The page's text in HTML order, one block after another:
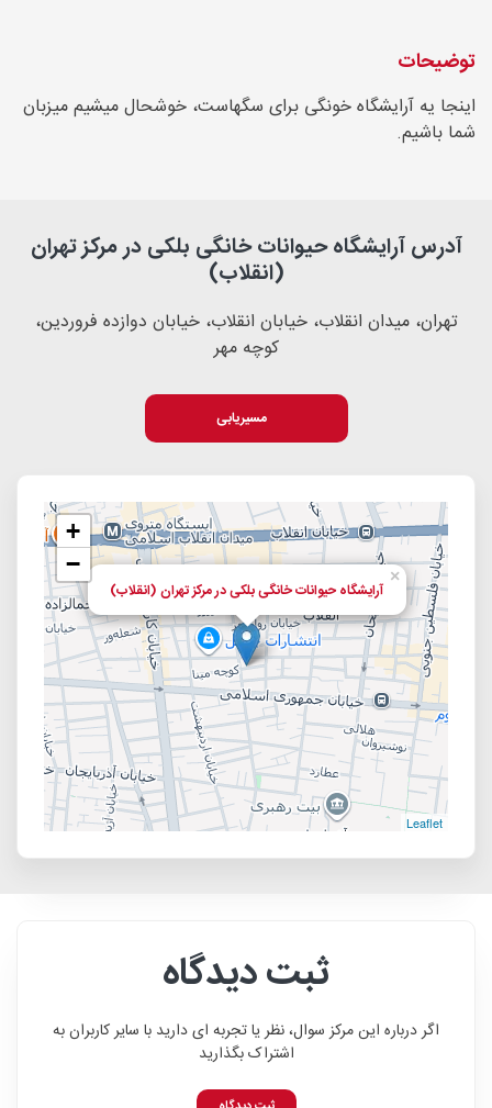
توضیحات
اینجا یه آرایشگاه خونگی برای سگهاست، خوشحال میشیم میزبان
شما باشیم.
آدرس آرایشگاه حیوانات خانگی بلکی در مرکز تهران
(انقلاب)
تهران، میدان انقلاب، خیابان انقلاب، خیابان دوازده فروردین،
کوچه مهر
مسیریابی
آرایشگاه حیوانات خانگی بلکی در مرکز تهران (انقلاب)
×
+
−
Leaflet
ثبت دیدگاه
اگر درباره این مرکز سوال، نظر یا تجربه ای دارید با سایر کاربران به
اشتراک بگذارید